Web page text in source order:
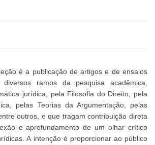
é a publicação de artigos e de ensaios
ramos da pesquisa acadêmica,
jurídica, pela Filosofia do Direito, pela
pelas Teorias da Argumentação, pelas
outros, e que tragam contribuição direta
e aprofundamento de um olhar crítico
A intenção é proporcionar ao público